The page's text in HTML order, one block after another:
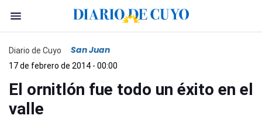
Diario de Cuyo San Juan
17 de febrero de 2014 - 00:00
El ornitlón fue todo un éxito en el
valle